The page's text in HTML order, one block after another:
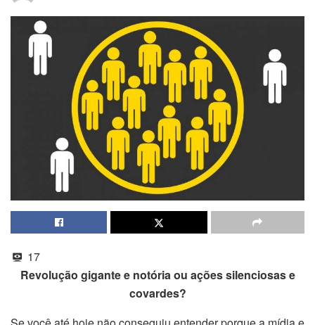
17
Revolução gigante e notória ou ações silenciosas e
covardes?